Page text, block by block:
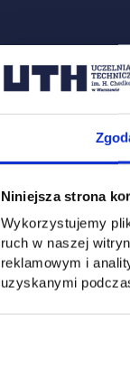
Niniejsza strona
Wykorzystujemy
ruch w naszej
reklamowym i
uzyskanymi